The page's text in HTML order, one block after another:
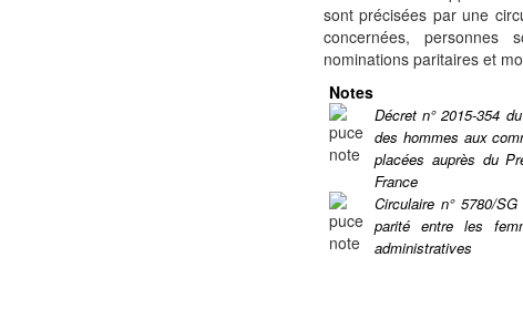
sont précisées par une
concernées,
nominations paritaires et
Notes
Décret n° 2015-354
des hommes aux
placées auprès du
France
Circulaire n° 5780/
parité entre les
administratives